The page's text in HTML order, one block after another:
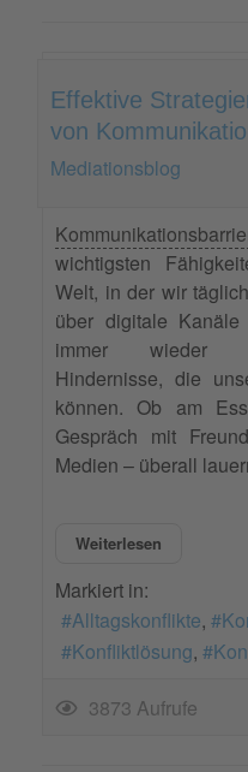
Effektive
von
Mediationsblog
wichtigsten
Welt, in der wir
über digitale Kanäle
immer wieder
Hindernisse, die
können. Ob am
Gespräch mit
Medien – überall
Weiterlesen
Markiert in:
Alltagskonflikte
Konfliktlösung
3873 Aufrufe